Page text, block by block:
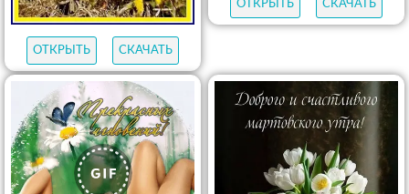
ОТКРЫТЬ СКАЧАТЬ
ОТКРЫТЬ СКАЧАТЬ